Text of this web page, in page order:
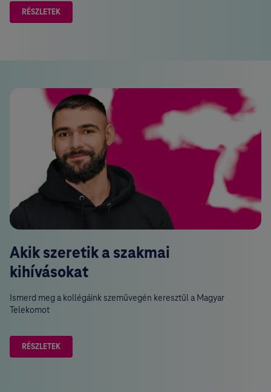
RÉSZLETEK
Akik szeretik a szakmai
kihívásokat
Ismerd meg a kollégáink szemüvegén keresztül a Magyar
Telekomot
RÉSZLETEK